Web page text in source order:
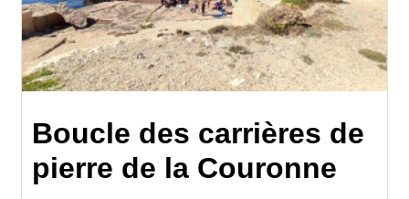
Boucle des carrières de
pierre de la Couronne